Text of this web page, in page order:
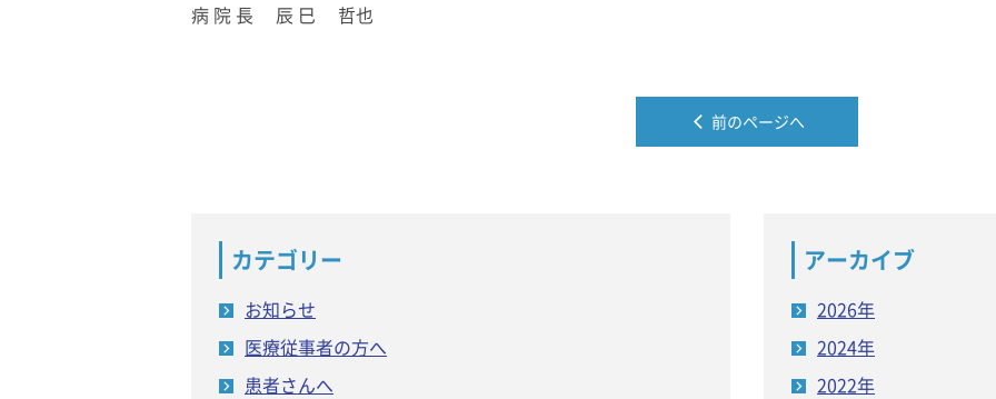
病 院 長 辰 巳 哲也
前のページへ
カテゴリー
お知らせ
医療従事者の方へ
患者さんへ
アーカイブ
2026年
2024年
2022年